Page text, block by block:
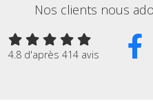
Nos clients nous
4.8 d'après 414 avis